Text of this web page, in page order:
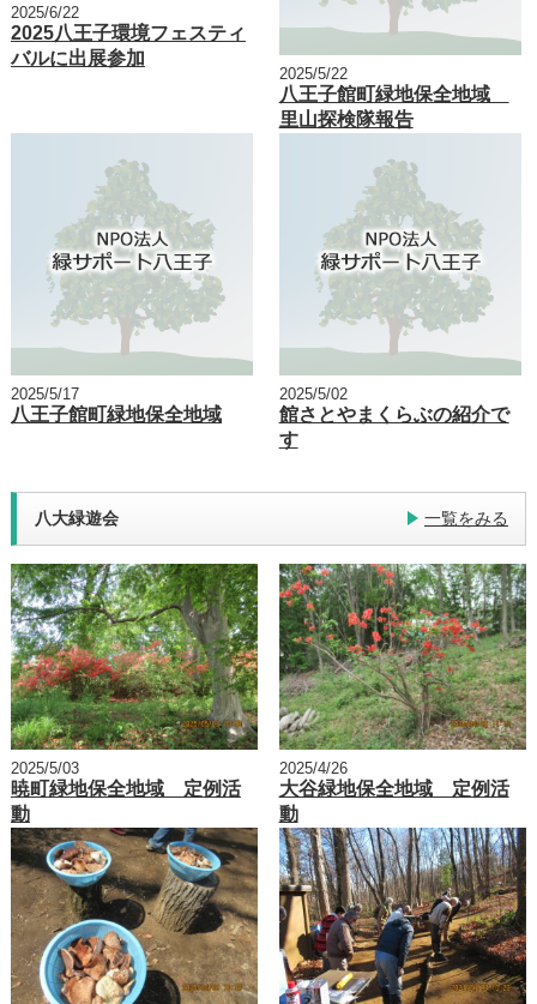
2025/6/22
2025八王子環境フェスティ
バルに出展参加
2025/5/22
八王子館町緑地保全地域
里山探検隊報告
2025/5/17
八王子館町緑地保全地域
2025/5/02
館さとやまくらぶの紹介で
す
八大緑遊会 一覧をみる
2025/5/03
暁町緑地保全地域 定例活
動
2025/4/26
大谷緑地保全地域 定例活
動